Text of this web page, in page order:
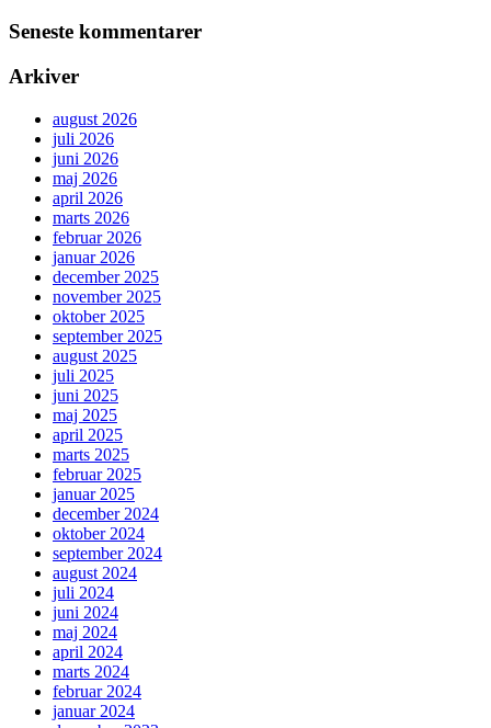
Seneste kommentarer
Arkiver
august 2026
juli 2026
juni 2026
maj 2026
april 2026
marts 2026
februar 2026
januar 2026
december 2025
november 2025
oktober 2025
september 2025
august 2025
juli 2025
juni 2025
maj 2025
april 2025
marts 2025
februar 2025
januar 2025
december 2024
oktober 2024
september 2024
august 2024
juli 2024
juni 2024
maj 2024
april 2024
marts 2024
februar 2024
januar 2024